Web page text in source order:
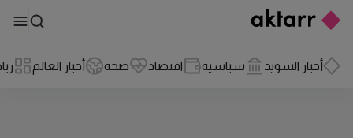
أخبار السويد سياسية اقتصاد صحة أخبار العالم